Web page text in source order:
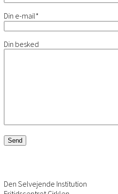
Din e-mail*
Din besked
Den Selvejende Institution